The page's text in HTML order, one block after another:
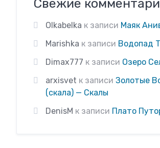
Свежие
Olkabelka к записи Маяк
Marishka к записи Водопад
Dimax777 к записи Озеро
arxisvet к записи Золотые
(скала) — Скалы
DenisM к записи Плато